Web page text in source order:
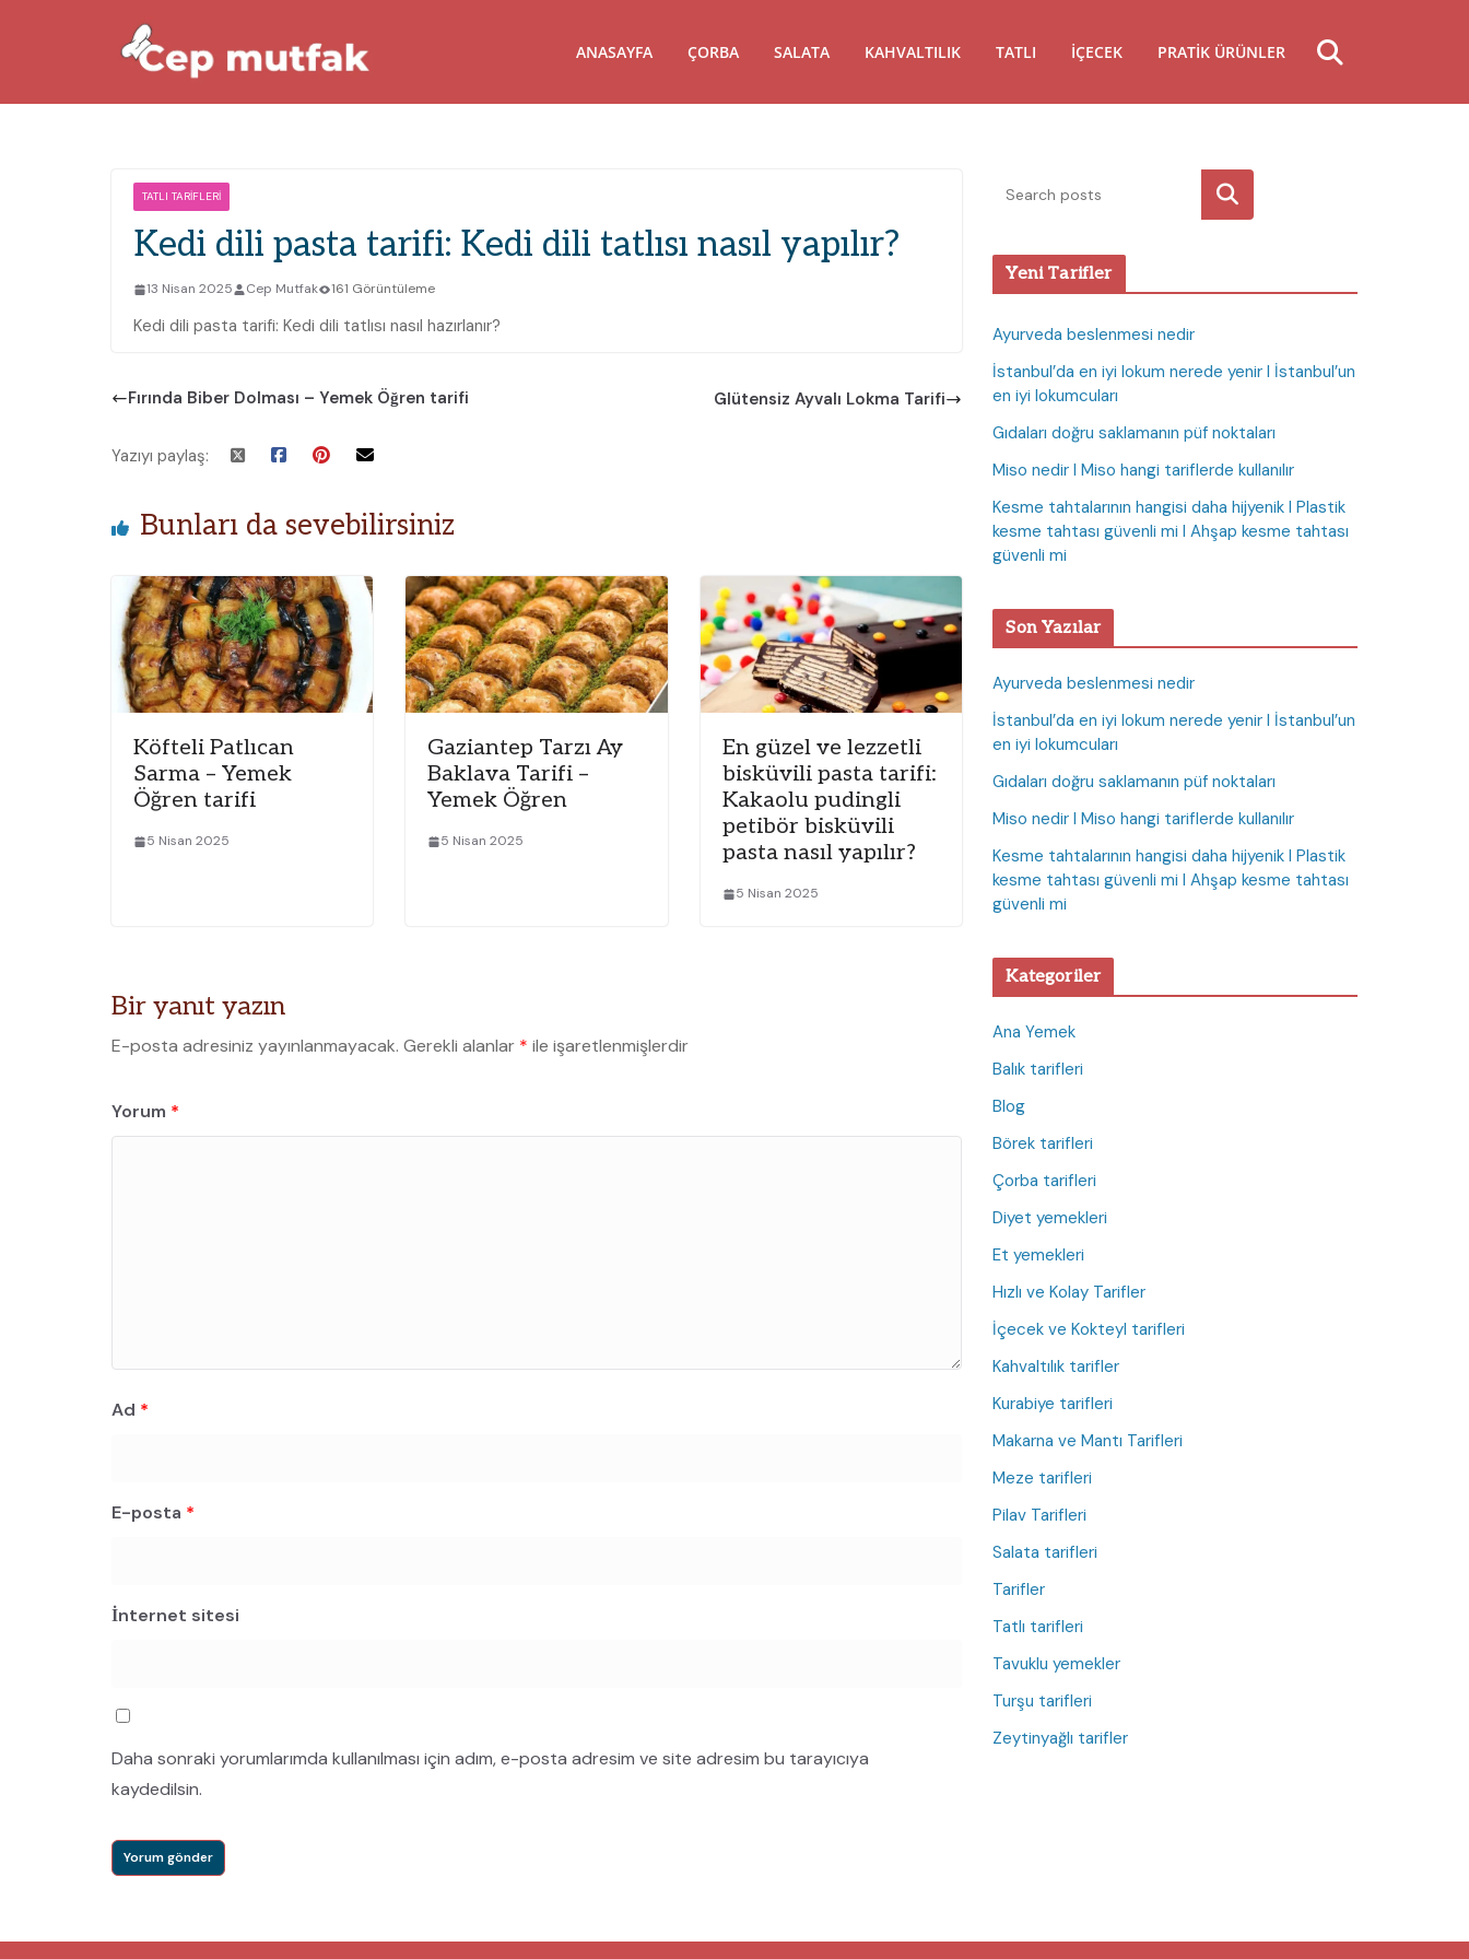
ANASAYFA ÇORBA SALATA KAHVALTILIK TATLI İÇECEK PRATIK ÜRÜNLER
TATLI TARIFLERI
Kedi dili pasta tarifi: Kedi dili tatlısı nasıl yapılır?
13 Nisan 2025 Cep Mutfak 161 Görüntüleme
Kedi dili pasta tarifi: Kedi dili tatlısı nasıl hazırlanır?
Fırında Biber Dolması – Yemek Öğren tarifi Glütensiz Ayvalı Lokma Tarifi
Yazıyı paylaş:
Bunları da sevebilirsiniz
Köfteli Patlıcan
Sarma – Yemek
Öğren tarifi
5 Nisan 2025
Gaziantep Tarzı Ay
Baklava Tarifi –
Yemek Öğren
5 Nisan 2025
En güzel ve lezzetli
bisküvili pasta tarifi:
Kakaolu pudingli
petibör bisküvili
pasta nasıl yapılır?
5 Nisan 2025
Bir yanıt yazın
E-posta adresiniz yayınlanmayacak. Gerekli alanlar * ile işaretlenmişlerdir
Yorum *
Ad *
E-posta *
İnternet sitesi
Daha sonraki yorumlarımda kullanılması için adım, e-posta adresim ve site adresim bu tarayıcıya
kaydedilsin.
Ara
Yeni Tarifler
Ayurveda beslenmesi nedir
İstanbul’da en iyi lokum nerede yenir I İstanbul’un
en iyi lokumcuları
Gıdaları doğru saklamanın püf noktaları
Miso nedir I Miso hangi tariflerde kullanılır
Kesme tahtalarının hangisi daha hijyenik I Plastik
kesme tahtası güvenli mi I Ahşap kesme tahtası
güvenli mi
Son Yazılar
Ayurveda beslenmesi nedir
İstanbul’da en iyi lokum nerede yenir I İstanbul’un
en iyi lokumcuları
Gıdaları doğru saklamanın püf noktaları
Miso nedir I Miso hangi tariflerde kullanılır
Kesme tahtalarının hangisi daha hijyenik I Plastik
kesme tahtası güvenli mi I Ahşap kesme tahtası
güvenli mi
Kategoriler
Ana Yemek
Balık tarifleri
Blog
Börek tarifleri
Çorba tarifleri
Diyet yemekleri
Et yemekleri
Hızlı ve Kolay Tarifler
İçecek ve Kokteyl tarifleri
Kahvaltılık tarifler
Kurabiye tarifleri
Makarna ve Mantı Tarifleri
Meze tarifleri
Pilav Tarifleri
Salata tarifleri
Tarifler
Tatlı tarifleri
Tavuklu yemekler
Turşu tarifleri
Zeytinyağlı tarifler